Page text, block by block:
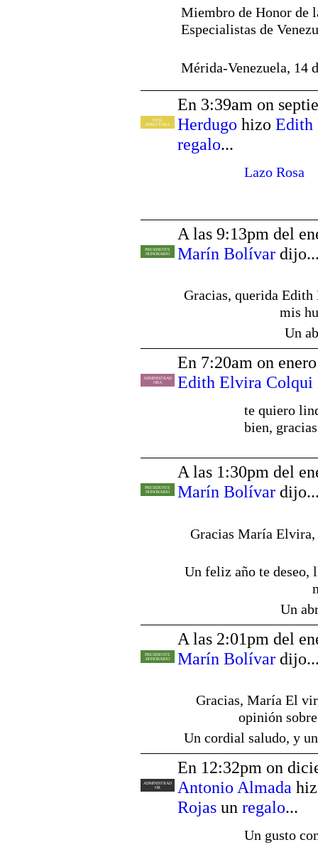
Miembro de Honor de
Especialistas de
Mérida-Venezuela, 14
En 3:39am on
Herdugo hizo Edith
regalo...
VICE-
DIRECTORA
Lazo Rosa
A las 9:13pm del
PRESIDENTE
HONORARIO
Marín Bolívar
Gracias, querida
mis
Un
En 7:20am on
Edith Elvira Colqui
ADMINISTRAD
ORA
te quiero
bien,
A las 1:30pm del
PRESIDENTE
HONORARIO
Marín Bolívar
Gracias María Elvira,
Un feliz año te deseo,
Un
A las 2:01pm del
PRESIDENTE
HONORARIO
Marín Bolívar
Gracias, María El
opinión
Un cordial saludo, y
En 12:32pm on
Antonio Almada
Rojas un regalo...
ADMINISTRAD
OR
Un gusto